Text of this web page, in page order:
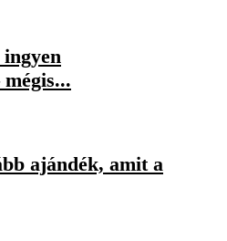
ajándék, amit a